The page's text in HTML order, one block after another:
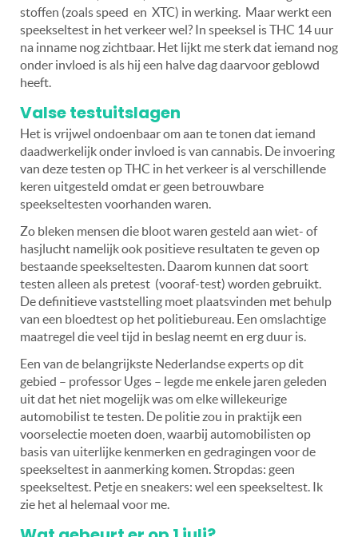
stoffen (zoals speed en XTC) in werking. Maar werkt een
speekseltest in het verkeer wel? In speeksel is THC 14 uur
na inname nog zichtbaar. Het lijkt me sterk dat iemand nog
onder invloed is als hij een halve dag daarvoor geblowd
heeft.
Valse testuitslagen
Het is vrijwel ondoenbaar om aan te tonen dat iemand
daadwerkelijk onder invloed is van cannabis. De invoering
van deze testen op THC in het verkeer is al verschillende
keren uitgesteld omdat er geen betrouwbare
speekseltesten voorhanden waren.
Zo bleken mensen die bloot waren gesteld aan wiet- of
hasjlucht namelijk ook positieve resultaten te geven op
bestaande speekseltesten. Daarom kunnen dat soort
testen alleen als pretest (vooraf-test) worden gebruikt.
De definitieve vaststelling moet plaatsvinden met behulp
van een bloedtest op het politiebureau. Een omslachtige
maatregel die veel tijd in beslag neemt en erg duur is.
Een van de belangrijkste Nederlandse experts op dit
gebied – professor Uges – legde me enkele jaren geleden
uit dat het niet mogelijk was om elke willekeurige
automobilist te testen. De politie zou in praktijk een
voorselectie moeten doen, waarbij automobilisten op
basis van uiterlijke kenmerken en gedragingen voor de
speekseltest in aanmerking komen. Stropdas: geen
speekseltest. Petje en sneakers: wel een speekseltest. Ik
zie het al helemaal voor me.